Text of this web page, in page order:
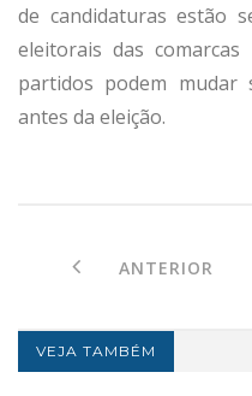
de candidaturas estão
eleitorais das
partidos podem mudar
antes da eleição.
ANTERIOR
VEJA TAMBÉM